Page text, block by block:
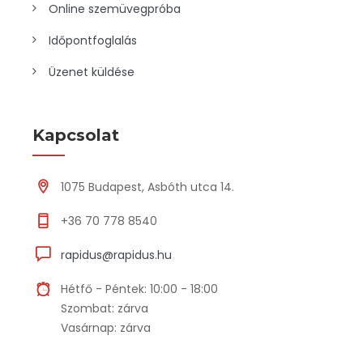
Online szemüvegpróba
Időpontfoglalás
Üzenet küldése
Kapcsolat
1075 Budapest, Asbóth utca 14.
+36 70 778 8540
rapidus@rapidus.hu
Hétfő - Péntek: 10:00 - 18:00
Szombat: zárva
Vasárnap: zárva